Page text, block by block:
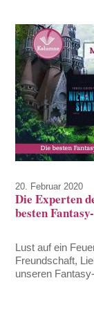
20. Februar 2020
Die Experten
besten
Lust auf ein
Freundschaft,
unseren